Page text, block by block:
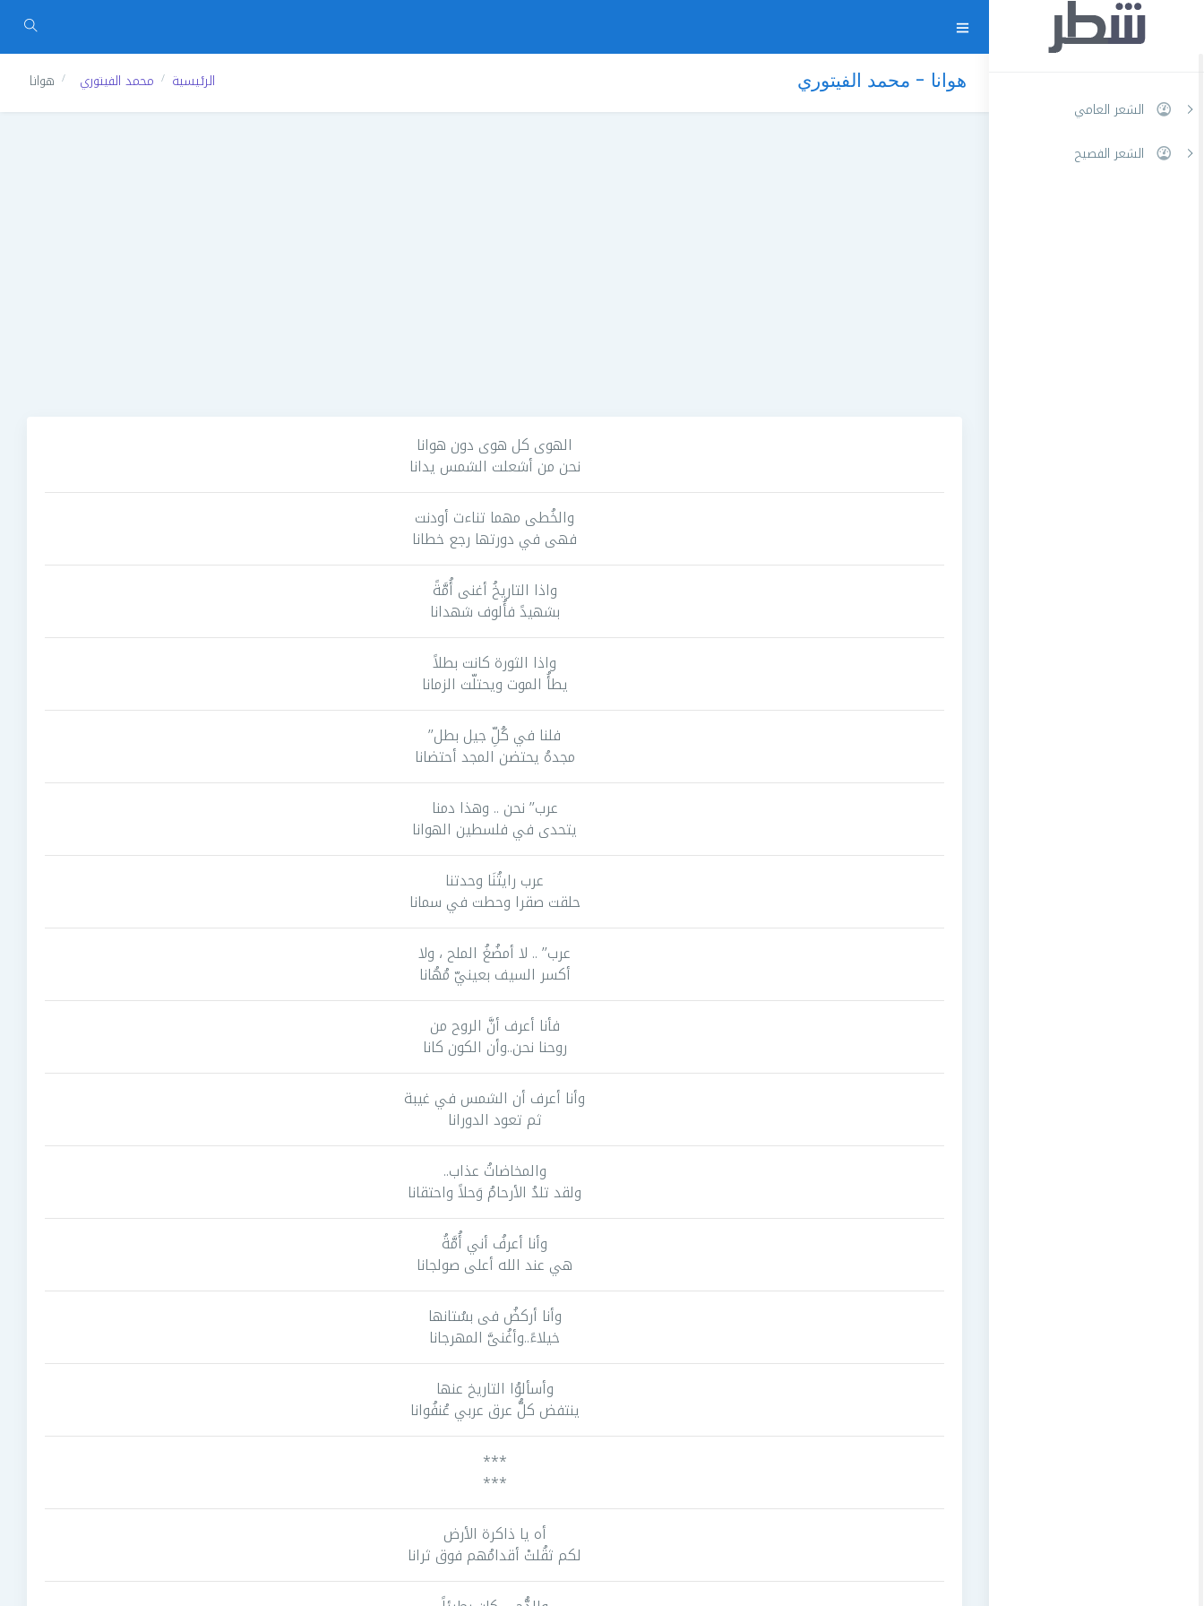
الشعر العامي
الشعر الفصيح
هوانا - محمد الفيتوري الرئيسية محمد الفيتوري هوانا
الهوى كل هوى دون هوانا
نحن من أشعلت الشمس يدانا
والخُطى مهما تناءت أودنت
فهى في دورتها رجع خطانا
واذا التاريخُ أغنى أُمَّةً
بشهيدً فأُلوف شهدانا
واذا الثورة كانت بطلاً
يطأُ الموت ويحتلّث الزمانا
فلنا في كُلِّ جيل بطل’’
مجدهُ يحتضن المجد أحتضانا
عرب’’ نحن .. وهذا دمنا
يتحدى في فلسطين الهوانا
عرب رايتُنَا وحدتنا
حلقت صقرا وحطت في سمانا
عرب’’ .. لا أمضُغُ الملح ، ولا
أكسر السيف بعينيّ مُهُانا
فأنا أعرف أنَّ الروح من
روحنا نحن..وأن الكون كانا
وأنا أعرف أن الشمس في غيبة
ثم تعود الدورانا
والمخاضاتُ عذاب..
ولقد تلدُ الأرحامُ وَحلاً واحتقانا
وأنا أعرفُ أني أُمَّةُ
هي عند الله أعلى صولجانا
وأنا أركضُ فى بسُتانها
خيلاءً..وأغُنىَّ المهرجانا
وأسألوُا التاريخ عنها
ينتفض كلُّ عرق عربي عُنفُوانا
***
***
أه يا ذاكرة الأرض
لكم ثقُلتْ أقدامُهم فوق ثرانا